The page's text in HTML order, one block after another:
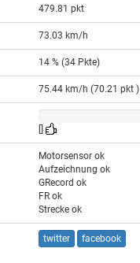
479.81 pkt
73.03 km/h
14 % (34 Pkte)
75.44 km/h (70.21 pkt )
Motorsensor ok
Aufzeichnung ok
GRecord ok
FR ok
Strecke ok
twitter facebook